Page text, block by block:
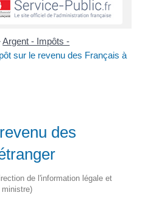
Argent - Impôts -
sur le revenu des Français à
des
de l'information légale et